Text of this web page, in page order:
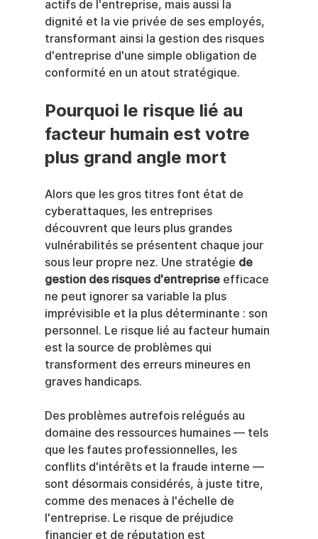
actifs de l'entreprise, mais aussi la
dignité et la vie privée de ses employés,
transformant ainsi la gestion des risques
d'entreprise d'une simple obligation de
conformité en un atout stratégique.
Pourquoi le risque lié au
facteur humain est votre
plus grand angle mort
Alors que les gros titres font état de
cyberattaques, les entreprises
découvrent que leurs plus grandes
vulnérabilités se présentent chaque jour
sous leur propre nez. Une stratégie de
gestion des risques d'entreprise efficace
ne peut ignorer sa variable la plus
imprévisible et la plus déterminante : son
personnel. Le risque lié au facteur humain
est la source de problèmes qui
transforment des erreurs mineures en
graves handicaps.
Des problèmes autrefois relégués au
domaine des ressources humaines — tels
que les fautes professionnelles, les
conflits d'intérêts et la fraude interne —
sont désormais considérés, à juste titre,
comme des menaces à l'échelle de
l'entreprise. Le risque de préjudice
financier et de réputation est